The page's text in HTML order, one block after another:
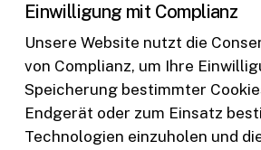
Einwilligung mit Complianz
Unsere Website nutzt die
von Complianz, um Ihre
Speicherung bestimmter
Endgerät oder zum Einsatz
Technologien einzuholen und